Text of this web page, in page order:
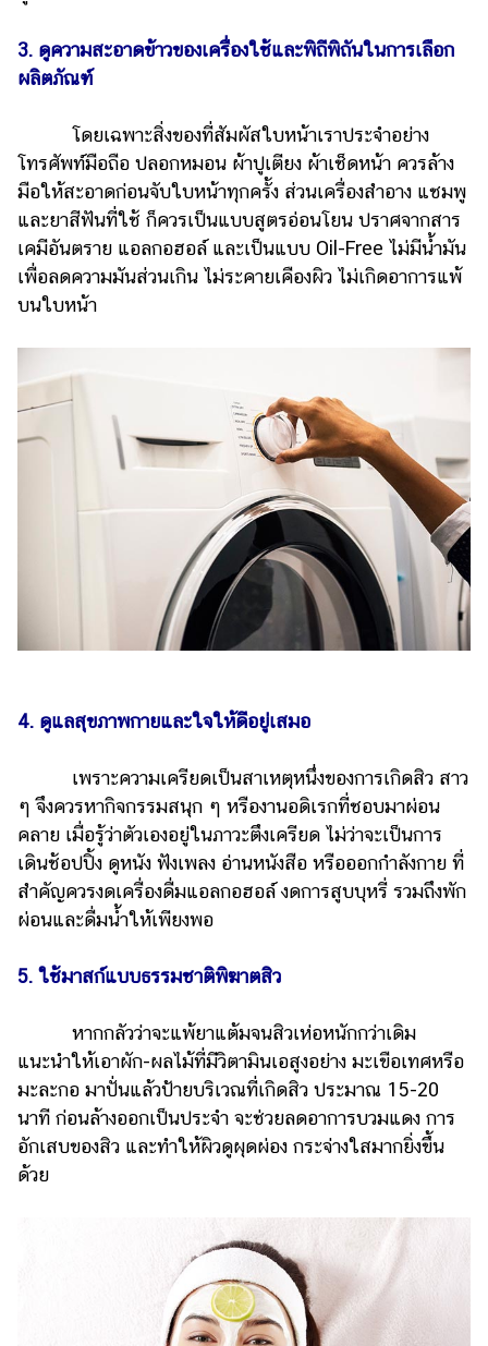
3. ดูความสะอาดข้าวของเครื่องใช้และพิถีพิถันในการเลือก
ผลิตภัณฑ์
โดยเฉพาะสิ่งของที่สัมผัสใบหน้าเราประจำอย่าง
โทรศัพท์มือถือ ปลอกหมอน ผ้าปูเตียง ผ้าเช็ดหน้า ควรล้าง
มือให้สะอาดก่อนจับใบหน้าทุกครั้ง ส่วนเครื่องสำอาง แชมพู
และยาสีฟันที่ใช้ ก็ควรเป็นแบบสูตรอ่อนโยน ปราศจากสาร
เคมีอันตราย แอลกอฮอล์ และเป็นแบบ Oil-Free ไม่มีน้ำมัน
เพื่อลดความมันส่วนเกิน ไม่ระคายเคืองผิว ไม่เกิดอาการแพ้
บนใบหน้า
4. ดูแลสุขภาพกายและใจให้ดีอยู่เสมอ
เพราะความเครียดเป็นสาเหตุหนึ่งของการเกิดสิว สาว
ๆ จึงควรหากิจกรรมสนุก ๆ หรืองานอดิเรกที่ชอบมาผ่อน
คลาย เมื่อรู้ว่าตัวเองอยู่ในภาวะตึงเครียด ไม่ว่าจะเป็นการ
เดินช้อปปิ้ง ดูหนัง ฟังเพลง อ่านหนังสือ หรือออกกำลังกาย ที่
สำคัญควรงดเครื่องดื่มแอลกอฮอล์ งดการสูบบุหรี่ รวมถึงพัก
ผ่อนและดื่มน้ำให้เพียงพอ
5. ใช้มาสก์แบบธรรมชาติพิฆาตสิว
หากกลัวว่าจะแพ้ยาแต้มจนสิวเห่อหนักกว่าเดิม
แนะนำให้เอาผัก-ผลไม้ที่มีวิตามินเอสูงอย่าง มะเขือเทศหรือ
มะละกอ มาปั่นแล้วป้ายบริเวณที่เกิดสิว ประมาณ 15-20
นาที ก่อนล้างออกเป็นประจำ จะช่วยลดอาการบวมแดง การ
อักเสบของสิว และทำให้ผิวดูผุดผ่อง กระจ่างใสมากยิ่งขึ้น
ด้วย